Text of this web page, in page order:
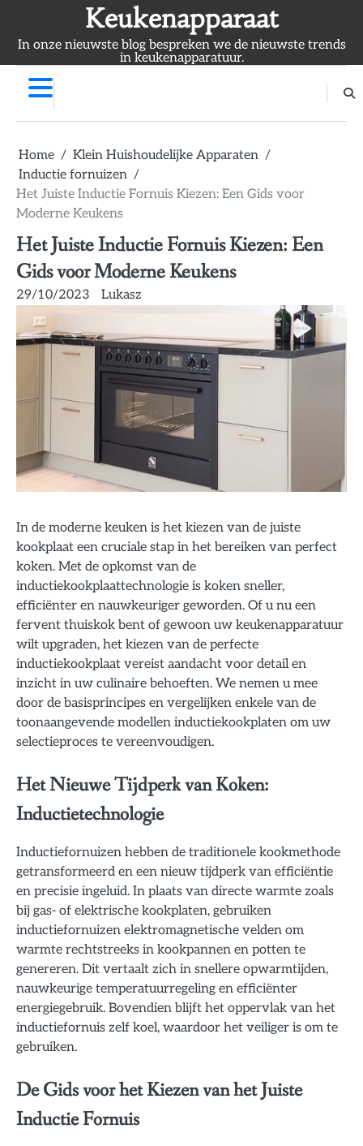
content
Keukenapparaat
In onze nieuwste blog bespreken we de nieuwste trends
in keukenapparatuur.
Home
Klein Huishoudelijke Apparaten
Inductie fornuizen
Het Juiste Inductie Fornuis Kiezen: Een Gids voor
Moderne Keukens
Het Juiste Inductie Fornuis Kiezen: Een
Gids voor Moderne Keukens
29/10/2023 Lukasz
In de moderne keuken is het kiezen van de juiste
kookplaat een cruciale stap in het bereiken van perfect
koken. Met de opkomst van de
inductiekookplaattechnologie is koken sneller,
efficiënter en nauwkeuriger geworden. Of u nu een
fervent thuiskok bent of gewoon uw keukenapparatuur
wilt upgraden, het kiezen van de perfecte
inductiekookplaat vereist aandacht voor detail en
inzicht in uw culinaire behoeften. We nemen u mee
door de basisprincipes en vergelijken enkele van de
toonaangevende modellen inductiekookplaten om uw
selectieproces te vereenvoudigen.
Het Nieuwe Tijdperk van Koken:
Inductietechnologie
Inductiefornuizen hebben de traditionele kookmethode
getransformeerd en een nieuw tijdperk van efficiëntie
en precisie ingeluid. In plaats van directe warmte zoals
bij gas- of elektrische kookplaten, gebruiken
inductiefornuizen elektromagnetische velden om
warmte rechtstreeks in kookpannen en potten te
genereren. Dit vertaalt zich in snellere opwarmtijden,
nauwkeurige temperatuurregeling en efficiënter
energiegebruik. Bovendien blijft het oppervlak van het
inductiefornuis zelf koel, waardoor het veiliger is om te
gebruiken.
De Gids voor het Kiezen van het Juiste
Inductie Fornuis